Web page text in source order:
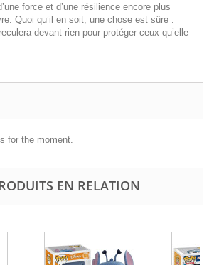
force et d’une résilience encore plus
Quoi qu’il en soit, une chose est sûre :
devant rien pour protéger ceux qu’elle
for the moment.
EN RELATION